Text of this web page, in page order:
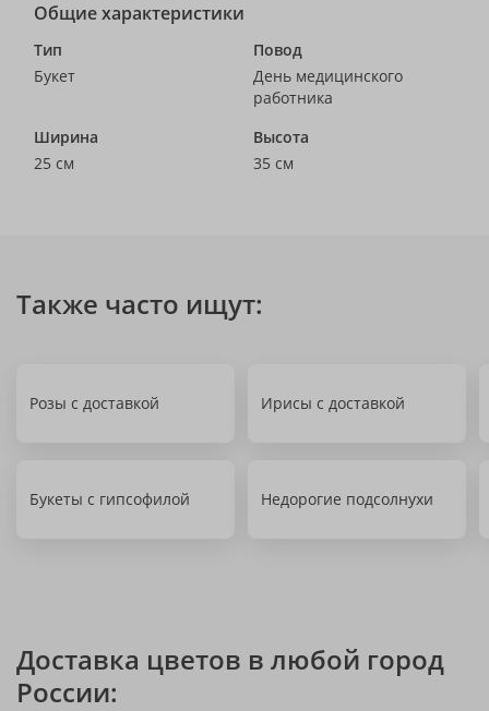
Общие характеристики
Тип
Букет
Повод
День медицинского
работника
Ширина
25 см
Высота
35 см
Также часто ищут:
Розы с доставкой Ирисы с доставкой
Букеты с гипсофилой Недорогие подсолнухи
Доставка цветов в любой город
России: